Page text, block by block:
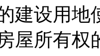
建设用地
屋所有权